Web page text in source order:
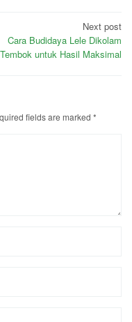
Next post
Cara Budidaya Lele Dikolam
Tembok untuk Hasil Maksimal
fields are marked *